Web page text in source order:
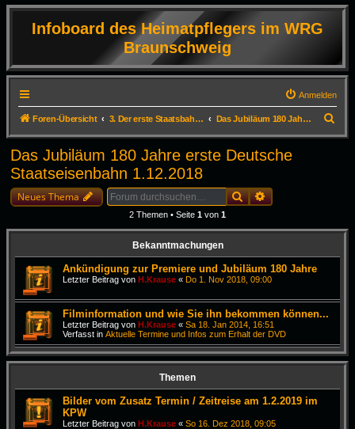
Infoboard des Heimatpflegers im WRG
Braunschweig
Anmelden
Foren-Übersicht 3. Der erste Staatsbahnhof Deutschlands in Braunschweig Das Jubiläum 180 Jahre erste Deutsche Staatseisenbahn 1.12.2018
u
Das Jubiläum 180 Jahre erste Deutsche
Staatseisenbahn 1.12.2018
Neues Thema SucheErweiterte Suche
2 Themen • Seite 1 von 1
Bekanntmachungen
Ankündigung zur Premiere und Jubiläum 180 Jahre
Letzter Beitrag von H.Krause « Do 1. Nov 2018, 09:00
Filminformation und wie Sie ihn bekommen können...
Letzter Beitrag von H.Krause « Sa 18. Jan 2014, 16:51
Verfasst in Aktuelle Termine und Infos zum Erhalt der DVD
Themen
Bilder vom Zusatz Termin / Zeitreise am 1.2.2019 im
KPW
Letzter Beitrag von H.Krause « So 16. Dez 2018, 09:05